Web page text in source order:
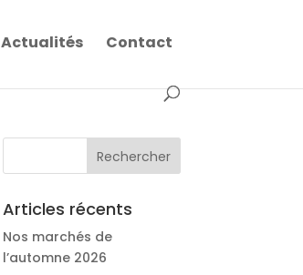
Actualités Contact
Articles récents
Nos marchés de
l’automne 2026